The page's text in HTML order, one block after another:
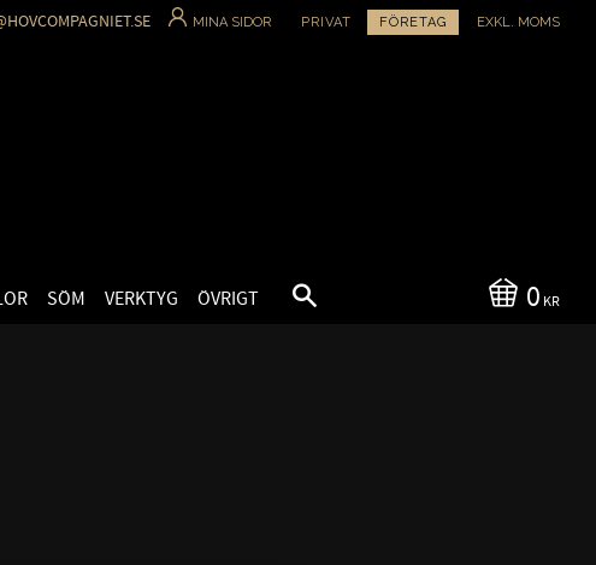
MINA SIDOR PRIVAT FÖRETAG EXKL. MOMS
0 KR
SÖM VERKTYG ÖVRIGT